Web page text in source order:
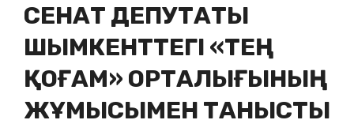
СЕНАТ ДЕПУТАТЫ
ШЫМКЕНТТЕГІ «ТЕҢ
ҚОҒАМ» ОРТАЛЫҒЫНЫҢ
ЖҰМЫСЫМЕН ТАНЫСТЫ